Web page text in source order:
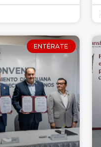
ENTÉRATE